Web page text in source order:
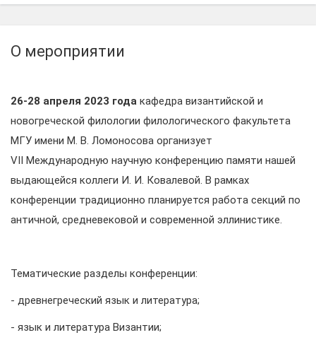
О мероприятии
26-28 апреля 2023 года кафедра византийской и
новогреческой филологии филологического факультета
МГУ имени М. В. Ломоносова организует
VII Международную научную конференцию памяти нашей
выдающейся коллеги И. И. Ковалевой. В рамках
конференции традиционно планируется работа секций по
античной, средневековой и современной эллинистике.
Тематические разделы конференции:
- древнегреческий язык и литература;
- язык и литература Византии;